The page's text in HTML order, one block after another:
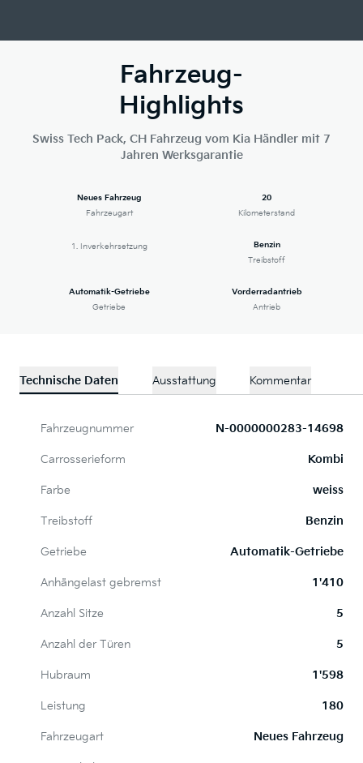
Fahrzeug-
Highlights
Swiss Tech Pack, CH Fahrzeug vom Kia Händler mit 7
Jahren Werksgarantie
Neues Fahrzeug
Fahrzeugart
20
Kilometerstand
1. Inverkehrsetzung
Benzin
Treibstoff
Automatik-Getriebe
Getriebe
Vorderradantrieb
Antrieb
Technische Daten Ausstattung Kommentar
Fahrzeugnummer N-0000000283-14698
Carrosserieform Kombi
Farbe weiss
Treibstoff Benzin
Getriebe Automatik-Getriebe
Anhängelast gebremst 1'410
Anzahl Sitze 5
Anzahl der Türen 5
Hubraum 1'598
Leistung 180
Fahrzeugart Neues Fahrzeug